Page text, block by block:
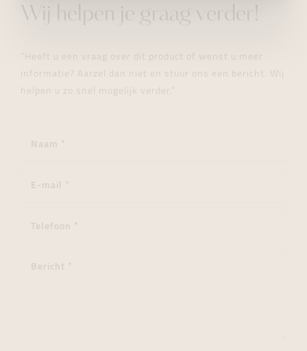
Wij helpen je graag verder!
"Heeft u een vraag over dit product of wenst u meer
informatie? Aarzel dan niet en stuur ons een bericht. Wij
helpen u zo snel mogelijk verder."